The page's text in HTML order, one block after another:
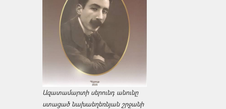
Ազատամարտի սերունդ անունը
ստացած նախաեղեռնյան շրջանի